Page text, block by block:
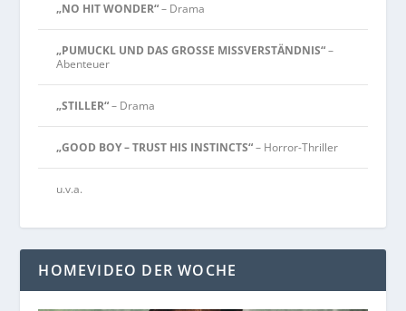
„NO HIT WONDER“– Drama
„PUMUCKL UND DAS GROSSE MISSVERSTÄNDNIS“–
Abenteuer
„STILLER“– Drama
„GOOD BOY – TRUST HIS INSTINCTS“– Horror-Thriller
u.v.a.
HOMEVIDEO DER WOCHE